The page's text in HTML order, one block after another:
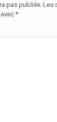
pas publiée. Les
*